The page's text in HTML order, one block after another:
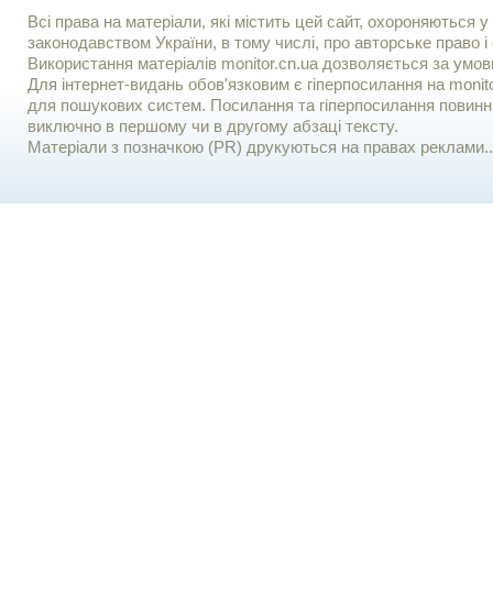
Всі права на матеріали, які містить цей сайт, охороняються у
законодавством України, в тому числі, про авторське право і
Використання матерiалiв monitor.cn.ua дозволяється за
Для iнтернет-видань обов'язковим є гiперпосилання на
для пошукових систем. Посилання та гіперпосилання
виключно в першому чи в другому абзаці тексту.
Матеріали з позначкою (PR) друкуються на правах реклами..